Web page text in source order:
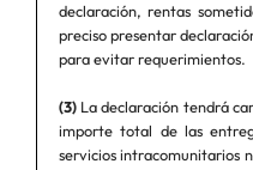
declaración, rentas
preciso presentar
para evitar requerimientos.
(3)La declaración tendrá
importe total de las
servicios intracomunitarios